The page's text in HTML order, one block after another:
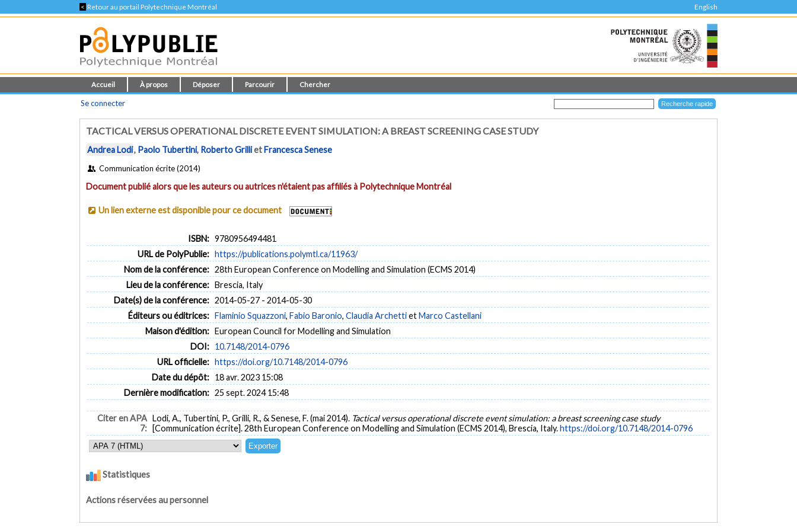
< Retour au portail Polytechnique Montréal English
Accueil À propos Déposer Parcourir Chercher
Se connecter
TACTICAL VERSUS OPERATIONAL DISCRETE EVENT SIMULATION: A BREAST SCREENING CASE STUDY
Andrea Lodi, Paolo Tubertini, Roberto GrillietFrancesca Senese
Communication écrite (2014)
Document publié alors que les auteurs ou autrices n'étaient pas affiliés à Polytechnique Montréal
Un lien externe est disponible pour ce document
ISBN: 9780956494481
URL de PolyPublie: https://publications.polymtl.ca/11963/
Nom de la conférence: 28th European Conference on Modelling and Simulation (ECMS 2014)
Lieu de la conférence: Brescia, Italy
Date(s) de la conférence: 2014-05-27 - 2014-05-30
Éditeurs ou éditrices: Flaminio Squazzoni, Fabio Baronio, Claudia ArchettietMarco Castellani
Maison d'édition: European Council for Modelling and Simulation
DOI: 10.7148/2014-0796
URL officielle: https://doi.org/10.7148/2014-0796
Date du dépôt: 18 avr. 2023 15:08
Dernière modification: 25 sept. 2024 15:48
Citer en APA
7:
Lodi, A., Tubertini, P., Grilli, R., & Senese, F. (mai 2014). Tactical versus operational discrete event simulation: a breast screening case study
[Communication écrite]. 28th European Conference on Modelling and Simulation (ECMS 2014), Brescia, Italy.https://doi.org/10.7148/2014-0796
Statistiques
Actions réservées au personnel